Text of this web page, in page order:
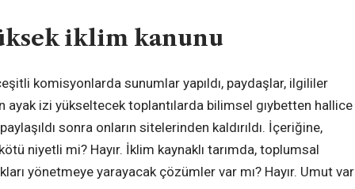
iklim kanunu
komisyonlarda sunumlar yapıldı, paydaşlar, ilgililer
ayak izi yükseltecek toplantılarda bilimsel gıybetten hallice
sonra onların sitelerinden kaldırıldı. İçeriğine,
niyetli mi? Hayır. İklim kaynaklı tarımda, toplumsal
yönetmeye yarayacak çözümler var mı? Hayır. Umut var